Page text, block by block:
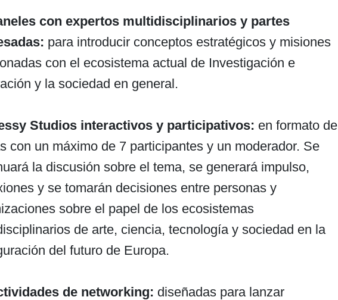
con expertos multidisciplinarios y partes
para introducir conceptos estratégicos y misiones
con el ecosistema actual de Investigación e
y la sociedad en general.
Studios interactivos y participativos: en formato de
con un máximo de 7 participantes y un moderador. Se
la discusión sobre el tema, se generará impulso,
y se tomarán decisiones entre personas y
sobre el papel de los ecosistemas
de arte, ciencia, tecnología y sociedad en la
del futuro de Europa.
de networking: diseñadas para lanzar